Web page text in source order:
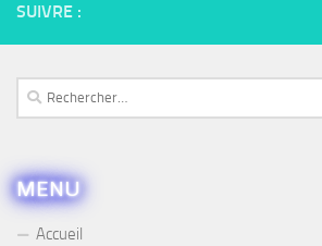
SUIVRE :
Rechercher :
MENU
Accueil